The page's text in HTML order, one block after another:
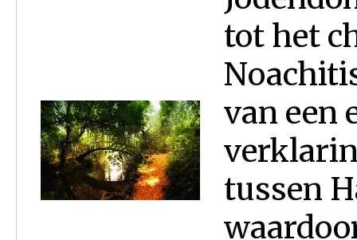
tot het
van een
tussen